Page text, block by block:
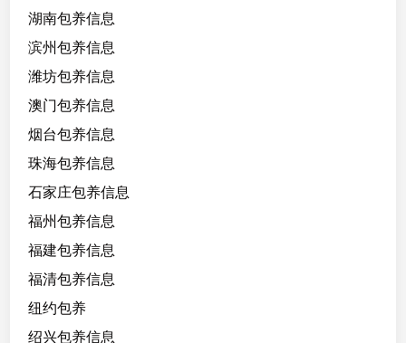
湖南包养信息
滨州包养信息
潍坊包养信息
澳门包养信息
烟台包养信息
珠海包养信息
石家庄包养信息
福州包养信息
福建包养信息
福清包养信息
纽约包养
绍兴包养信息